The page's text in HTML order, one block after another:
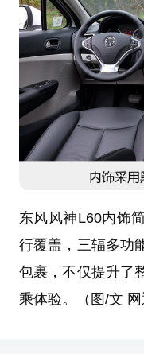
东风风神L60内饰
行覆盖，三辐多功
包裹，不仅提升了
乘体验。（图/文 网